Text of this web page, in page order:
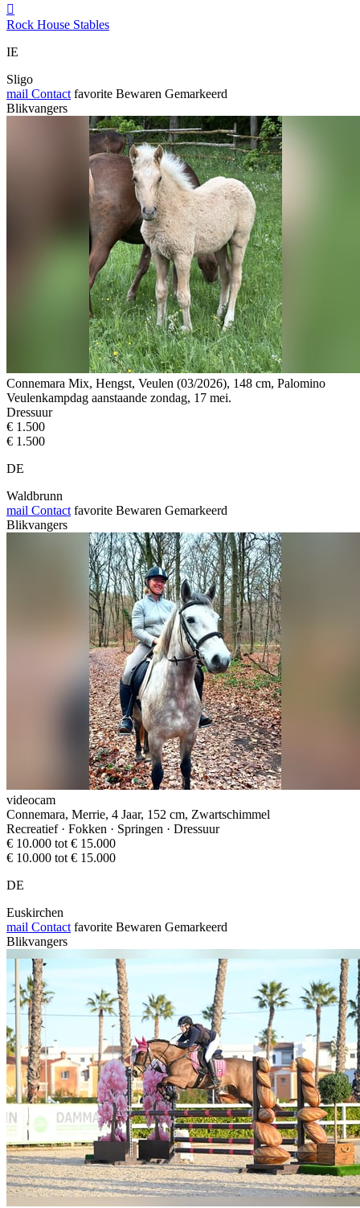

Rock House Stables
IE
Sligo
mail Contact favorite Bewaren Gemarkeerd
Blikvangers
Connemara Mix, Hengst, Veulen (03/2026), 148 cm, Palomino
Veulenkampdag aanstaande zondag, 17 mei.
Dressuur
€ 1.500
€ 1.500
DE
Waldbrunn
mail Contact favorite Bewaren Gemarkeerd
Blikvangers
videocam
Connemara, Merrie, 4 Jaar, 152 cm, Zwartschimmel
Recreatief · Fokken · Springen · Dressuur
€ 10.000 tot € 15.000
€ 10.000 tot € 15.000
DE
Euskirchen
mail Contact favorite Bewaren Gemarkeerd
Blikvangers